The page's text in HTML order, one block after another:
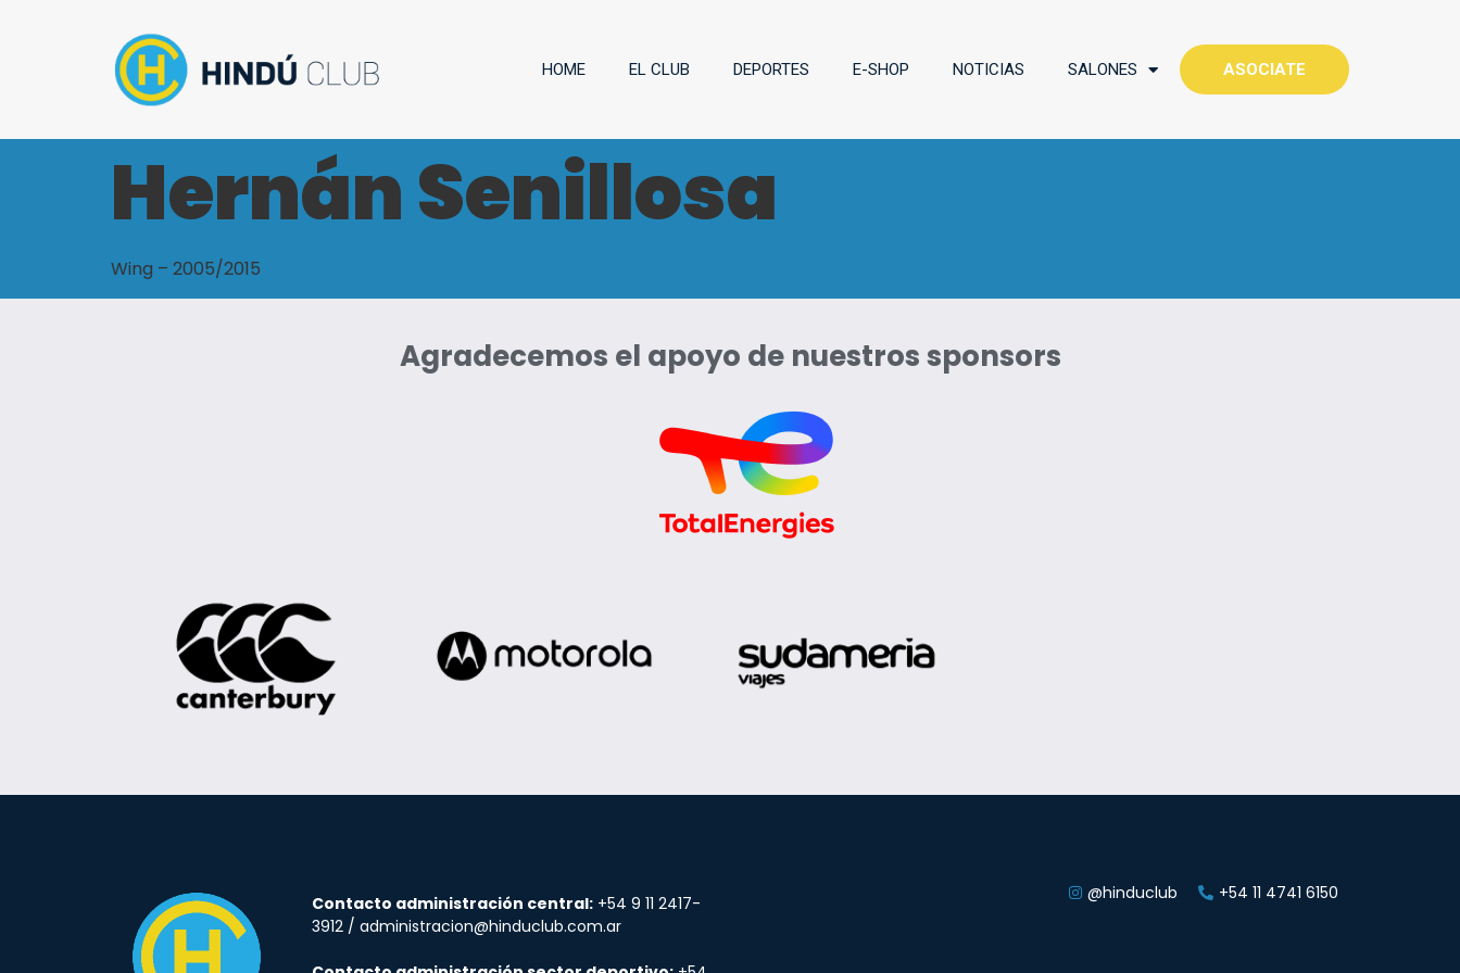
HOME EL CLUB DEPORTES E-SHOP NOTICIAS SALONES ASOCIATE
Hernán Senillosa
Wing – 2005/2015
Agradecemos el apoyo de nuestros sponsors
Contacto administración central: +54 9 11 2417-
3912 / administracion@hinduclub.com.ar
@hinduclub +54 11 4741 6150